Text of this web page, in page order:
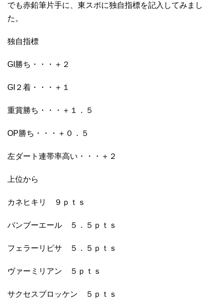
でも赤鉛筆片手に、東スポに独自指標を記入してみまし
た。
独自指標
GI勝ち・・・＋２
GI２着・・・＋１
重賞勝ち・・・＋１．５
OP勝ち・・・＋０．５
左ダート連帯率高い・・・＋２
上位から
カネヒキリ ９ｐｔｓ
バンブーエール ５．５ｐｔｓ
フェラーリピサ ５．５ｐｔｓ
ヴァーミリアン ５ｐｔｓ
サクセスブロッケン ５ｐｔｓ